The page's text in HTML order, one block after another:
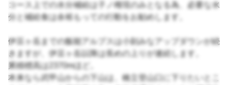
コース上での水分補給は子ノ権現のみとなる為、必要な水
分と補給食は余裕もっての行動をお勧めします。
伊豆ヶ岳までの飯能アルプスは小刻みなアップダウンが続
きますが、伊豆ヶ岳以降は長めの上りが連続します。
累積標高は2370mほど。
本来なら武甲山からの下山は、橋立登山口に下りたいとこ